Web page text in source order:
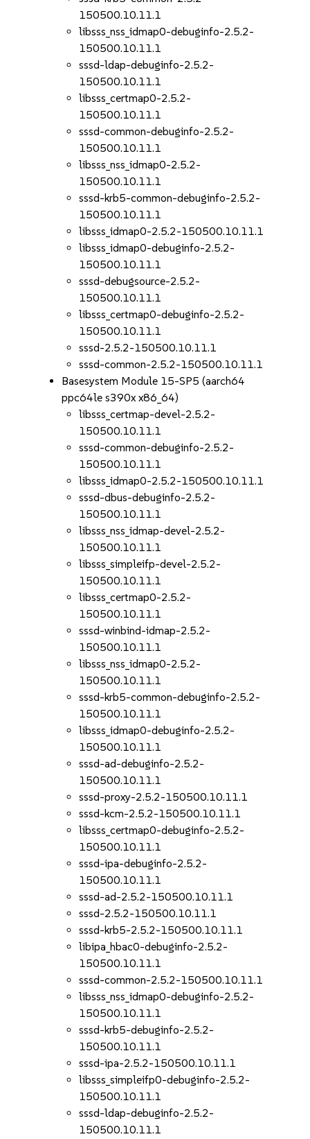
150500.10.11.1
libsss_nss_idmap0-debuginfo-2.5.2-
150500.10.11.1
sssd-ldap-debuginfo-2.5.2-
150500.10.11.1
libsss_certmap0-2.5.2-
150500.10.11.1
sssd-common-debuginfo-2.5.2-
150500.10.11.1
libsss_nss_idmap0-2.5.2-
150500.10.11.1
sssd-krb5-common-debuginfo-2.5.2-
150500.10.11.1
libsss_idmap0-2.5.2-150500.10.11.1
libsss_idmap0-debuginfo-2.5.2-
150500.10.11.1
sssd-debugsource-2.5.2-
150500.10.11.1
libsss_certmap0-debuginfo-2.5.2-
150500.10.11.1
sssd-2.5.2-150500.10.11.1
sssd-common-2.5.2-150500.10.11.1
Basesystem Module 15-SP5 (aarch64
ppc64le s390x x86_64)
libsss_certmap-devel-2.5.2-
150500.10.11.1
sssd-common-debuginfo-2.5.2-
150500.10.11.1
libsss_idmap0-2.5.2-150500.10.11.1
sssd-dbus-debuginfo-2.5.2-
150500.10.11.1
libsss_nss_idmap-devel-2.5.2-
150500.10.11.1
libsss_simpleifp-devel-2.5.2-
150500.10.11.1
libsss_certmap0-2.5.2-
150500.10.11.1
sssd-winbind-idmap-2.5.2-
150500.10.11.1
libsss_nss_idmap0-2.5.2-
150500.10.11.1
sssd-krb5-common-debuginfo-2.5.2-
150500.10.11.1
libsss_idmap0-debuginfo-2.5.2-
150500.10.11.1
sssd-ad-debuginfo-2.5.2-
150500.10.11.1
sssd-proxy-2.5.2-150500.10.11.1
sssd-kcm-2.5.2-150500.10.11.1
libsss_certmap0-debuginfo-2.5.2-
150500.10.11.1
sssd-ipa-debuginfo-2.5.2-
150500.10.11.1
sssd-ad-2.5.2-150500.10.11.1
sssd-2.5.2-150500.10.11.1
sssd-krb5-2.5.2-150500.10.11.1
libipa_hbac0-debuginfo-2.5.2-
150500.10.11.1
sssd-common-2.5.2-150500.10.11.1
libsss_nss_idmap0-debuginfo-2.5.2-
150500.10.11.1
sssd-krb5-debuginfo-2.5.2-
150500.10.11.1
sssd-ipa-2.5.2-150500.10.11.1
libsss_simpleifp0-debuginfo-2.5.2-
150500.10.11.1
sssd-ldap-debuginfo-2.5.2-
150500.10.11.1